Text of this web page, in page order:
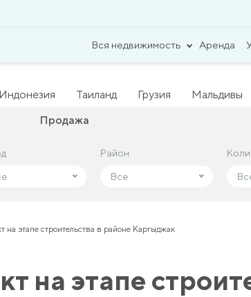
Вся недвижимость Аренда
Индонезия Таиланд Грузия Мальдивы
Продажа
Район
Все
Район
Все
на этапе строительства в районе Каргыджак
на этапе